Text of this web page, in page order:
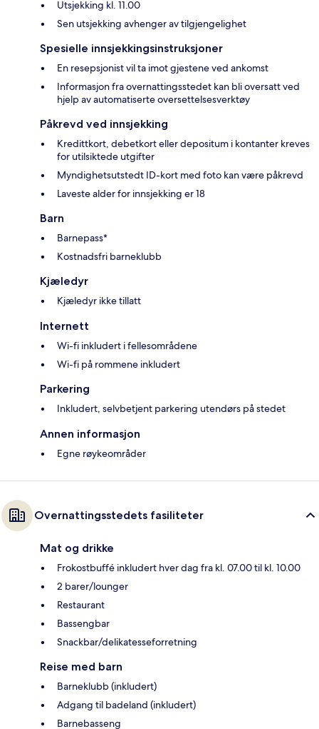
Utsjekking kl. 11.00
Sen utsjekking avhenger av tilgjengelighet
Spesielle innsjekkingsinstruksjoner
En resepsjonist vil ta imot gjestene ved ankomst
Informasjon fra overnattingsstedet kan bli oversatt ved
hjelp av automatiserte oversettelsesverktøy
Påkrevd ved innsjekking
Kredittkort, debetkort eller depositum i kontanter kreves
for utilsiktede utgifter
Myndighetsutstedt ID-kort med foto kan være påkrevd
Laveste alder for innsjekking er 18
Barn
Barnepass*
Kostnadsfri barneklubb
Kjæledyr
Kjæledyr ikke tillatt
Internett
Wi-fi inkludert i fellesområdene
Wi-fi på rommene inkludert
Parkering
Inkludert, selvbetjent parkering utendørs på stedet
Annen informasjon
Egne røykeområder
Overnattingsstedets fasiliteter
Mat og drikke
Frokostbuffé inkludert hver dag fra kl. 07.00 til kl. 10.00
2 barer/lounger
Restaurant
Bassengbar
Snackbar/delikatesseforretning
Reise med barn
Barneklubb (inkludert)
Adgang til badeland (inkludert)
Barnebasseng